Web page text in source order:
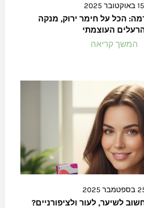
15 באוקטובר 2025
הכל על חימר ירוק, מנקה
העוצמתי
המשך קריאה
2025
לשיער, לעור ולציפורניים?